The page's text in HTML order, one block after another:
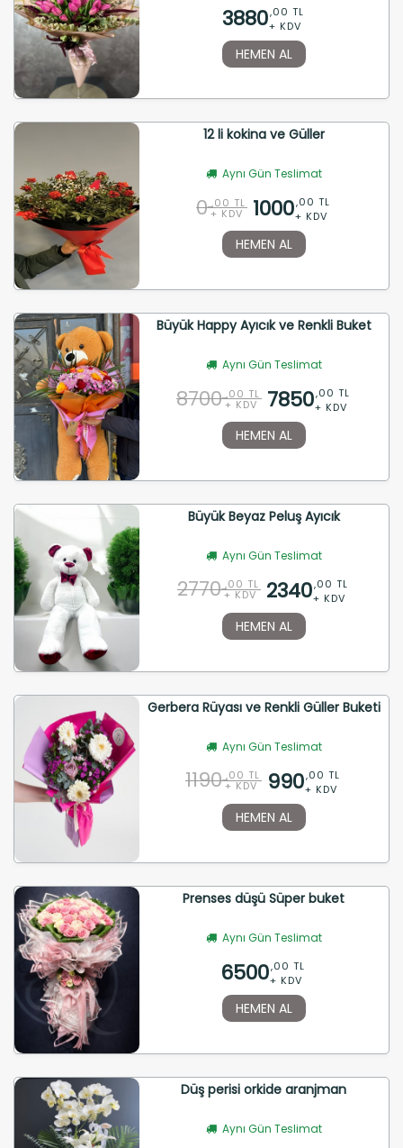
3880,00 TL
+ KDV
HEMEN AL
12 li kokina ve Güller
Aynı Gün Teslimat
0 ,00 TL
+ KDV 1000,00 TL
+ KDV
HEMEN AL
Büyük Happy Ayıcık ve Renkli Buket
Aynı Gün Teslimat
8700 ,00 TL
+ KDV 7850,00 TL
+ KDV
HEMEN AL
Büyük Beyaz Peluş Ayıcık
Aynı Gün Teslimat
2770 ,00 TL
+ KDV 2340,00 TL
+ KDV
HEMEN AL
Gerbera Rüyası ve Renkli Güller Buketi
Aynı Gün Teslimat
1190 ,00 TL
+ KDV 990,00 TL
+ KDV
HEMEN AL
Prenses düşü Süper buket
Aynı Gün Teslimat
6500,00 TL
+ KDV
HEMEN AL
Düş perisi orkide aranjman
Aynı Gün Teslimat